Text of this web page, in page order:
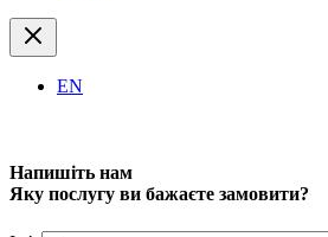
EN
Напишіть нам
Яку послугу ви бажаєте замовити?